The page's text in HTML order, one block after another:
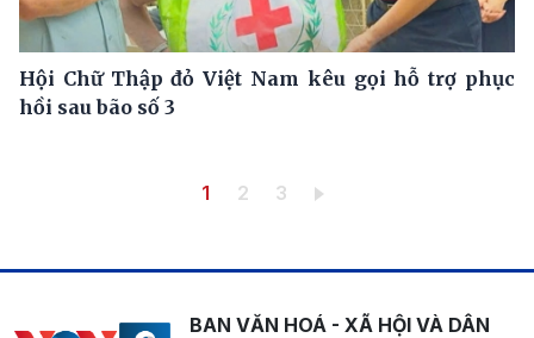
Hội Chữ Thập đỏ Việt Nam kêu gọi hỗ trợ phục
hồi sau bão số 3
Trang hiện thời
1 Trang
2 Trang
3
BAN VĂN HOÁ - XÃ HỘI VÀ DÂN